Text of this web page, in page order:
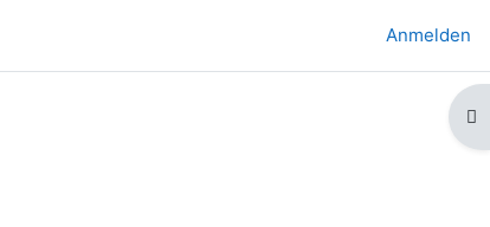
Anmelden